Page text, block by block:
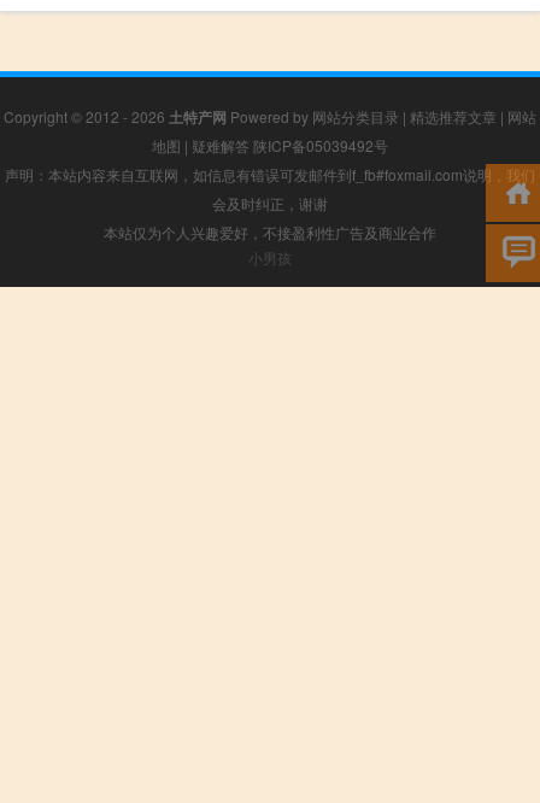
Copyright © 2012 - 2026 土特产网 Powered by 网站分类目录 | 精选推荐文章 | 网站
地图 | 疑难解答 陕ICP备05039492号
声明：本站内容来自互联网，如信息有错误可发邮件到f_fb#foxmail.com说明，我们
会及时纠正，谢谢
本站仅为个人兴趣爱好，不接盈利性广告及商业合作
小男孩